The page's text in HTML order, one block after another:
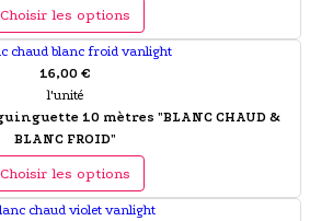
Choisir les options
16,00 €
l'unité
10 mètres "BLANC CHAUD &
BLANC FROID"
Choisir les options